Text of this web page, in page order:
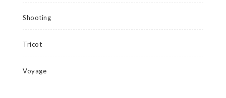
Shooting
Tricot
Voyage